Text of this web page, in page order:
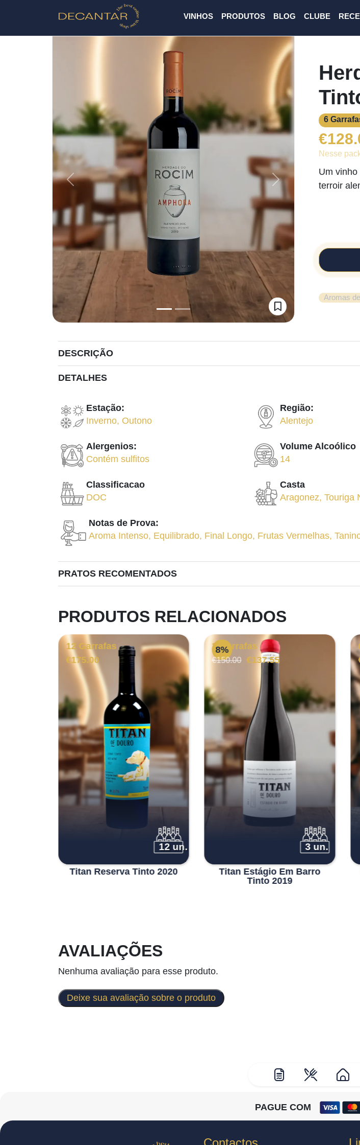
VINHOS PRODUTOS BLOG CLUBE
Previous Next
6
€
Nesse
Um
terroir
Aromas
DESCRIÇÃO
DETALHES
Estação:
Inverno, Outono
Região:
Alentejo
Alergenios:
Contém sulfitos
Volume Alcoólico
14
Classificacao
DOC
Casta
Aragonez, Touriga
Notas de Prova:
Aroma Intenso, Equilibrado, Final Longo, Frutas Vermelhas,
PRATOS RECOMENTADOS
PRODUTOS RELACIONADOS
12 Garrafas
€175.00
12 un.
Titan Reserva Tinto 2020
8%
3 Garrafas
€150.00
O
original
era:
€150.00.
€137.55O
atual
é:
€137.55.
3 un.
Titan Estágio Em Barro
Tinto 2019
AVALIAÇÕES
Nenhuma avaliação para esse produto.
Deixe sua avaliação sobre o produto
PAGUE COM